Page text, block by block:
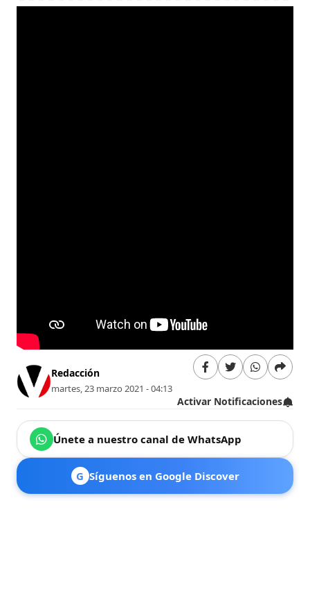
Redacción
martes, 23 marzo 2021 - 04:13
Activar Notificaciones
Únete a nuestro canal de WhatsApp
G Síguenos en Google Discover